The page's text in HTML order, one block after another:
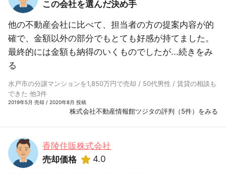
この会社を選んだ決め手
他の不動産会社に比べて、担当者の方の提案内容が的
確で、金額以外の部分でもとても好感が持てました。
最終的には金額も納得のいくものでしたが...続きをみ
る
水戸市の分譲マンションを1,850万円で売却 / 50代男性 / 賃貸の相談も
できた 他3件
2019年5月 売却 / 2020年8月 投稿
株式会社不動産情報館ツジタの評判（5件）をみる
香陵住販株式会社
売却価格
4.0